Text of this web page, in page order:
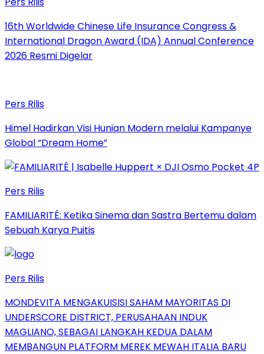
16th Worldwide Chinese Life Insurance Congress &
International Dragon Award (IDA) Annual Conference
2026 Resmi Digelar
Pers Rilis
Himel Hadirkan Visi Hunian Modern melalui Kampanye
Global “Dream Home”
Pers Rilis
FAMILIARITÉ: Ketika Sinema dan Sastra Bertemu dalam
Sebuah Karya Puitis
Pers Rilis
MONDEVITA MENGAKUISISI SAHAM MAYORITAS DI
UNDERSCORE DISTRICT, PERUSAHAAN INDUK
MAGLIANO, SEBAGAI LANGKAH KEDUA DALAM
MEMBANGUN PLATFORM MEREK MEWAH ITALIA BARU